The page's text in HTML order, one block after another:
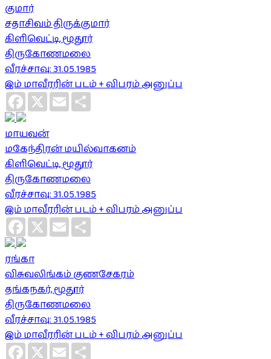
குமார்
சதாசிவம் திருக்குமார்
கிளிவெட்டி, மூதூர்
திருகோணமலை
வீரச்சாவு: 31.05.1985
இம் மாவீரரின் படம் + விபரம் அனுப்ப
Facebook
X Email
மாயவன்
மகேந்திரன் மயில்வாகனம்
கிளிவெட்டி, மூதூர்
திருகோணமலை
வீரச்சாவு: 31.05.1985
இம் மாவீரரின் படம் + விபரம் அனுப்ப
Facebook
X Email
ரங்கா
விசுவலிங்கம் குணசேகரம்
தங்கநகர், மூதூர்
திருகோணமலை
வீரச்சாவு: 31.05.1985
இம் மாவீரரின் படம் + விபரம் அனுப்ப
Facebook
X Email